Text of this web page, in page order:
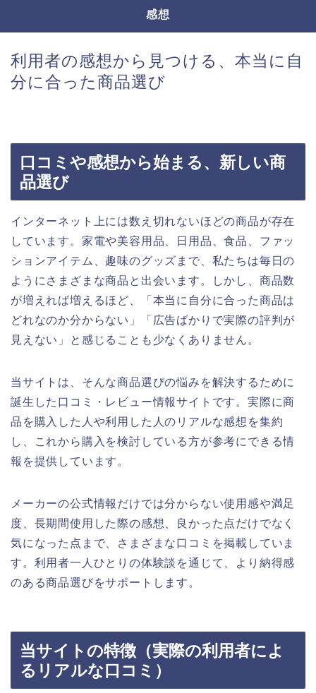
感想
利用者の感想から見つける、本当に自
分に合った商品選び
口コミや感想から始まる、新しい商
品選び
インターネット上には数え切れないほどの商品が存在
しています。家電や美容用品、日用品、食品、ファッ
ションアイテム、趣味のグッズまで、私たちは毎日の
ようにさまざまな商品と出会います。しかし、商品数
が増えれば増えるほど、「本当に自分に合った商品は
どれなのか分からない」「広告ばかりで実際の評判が
見えない」と感じることも少なくありません。
当サイトは、そんな商品選びの悩みを解決するために
誕生した口コミ・レビュー情報サイトです。実際に商
品を購入した人や利用した人のリアルな感想を集約
し、これから購入を検討している方が参考にできる情
報を提供しています。
メーカーの公式情報だけでは分からない使用感や満足
度、長期間使用した際の感想、良かった点だけでなく
気になった点まで、さまざまな口コミを掲載していま
す。利用者一人ひとりの体験談を通じて、より納得感
のある商品選びをサポートします。
当サイトの特徴（実際の利用者によ
るリアルな口コミ）